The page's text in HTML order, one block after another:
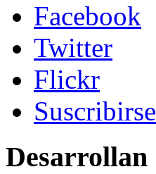
Facebook
Twitter
Flickr
Suscribirse
Desarrollan